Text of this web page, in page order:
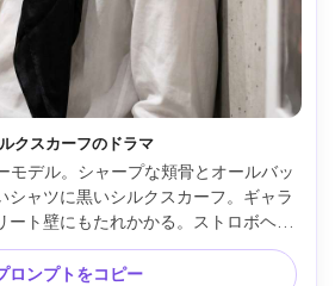
クスカーフのドラマ
モデル。シャープな頬骨とオールバッ
シャツに黒いシルクスカーフ。ギャラ
ート壁にもたれかかる。ストロボヘッ
イトと柔らかな影、Canon R5 85mm
図、堂々とした魅力的な雰囲気、写真
ロンプトをコピー